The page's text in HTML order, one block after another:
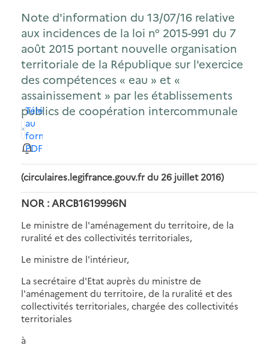
Note d'information du 13/07/16 relative
aux incidences de la loi n° 2015-991 du 7
août 2015 portant nouvelle organisation
territoriale de la République sur l'exercice
des compétences « eau » et «
assainissement » par les établissements
publics de coopération intercommunale
Télécharger
au
format
PDF
(circulaires.legifrance.gouv.fr du 26 juillet 2016)
NOR : ARCB1619996N
Le ministre de l'aménagement du territoire, de la
ruralité et des collectivités territoriales,
Le ministre de l'intérieur,
La secrétaire d'Etat auprès du ministre de
l'aménagement du territoire, de la ruralité et des
collectivités territoriales, chargée des collectivités
territoriales
à